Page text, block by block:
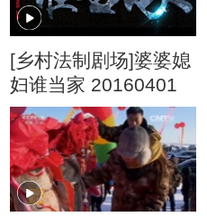
[乡村法制剧场]婆婆媳
妇谁当家 20160401